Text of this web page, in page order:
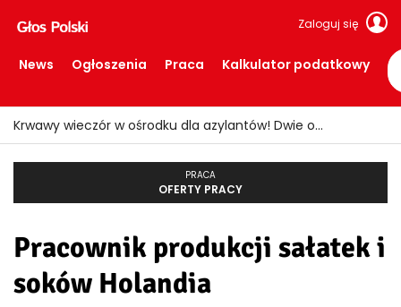
Zaloguj się
News Ogłoszenia Praca Kalkulator podatkowy
Krwawy wieczór w ośrodku dla azylantów! Dwie osoby ranne po ataku nożem
PRACA
OFERTY PRACY
Pracownik produkcji sałatek i
soków Holandia